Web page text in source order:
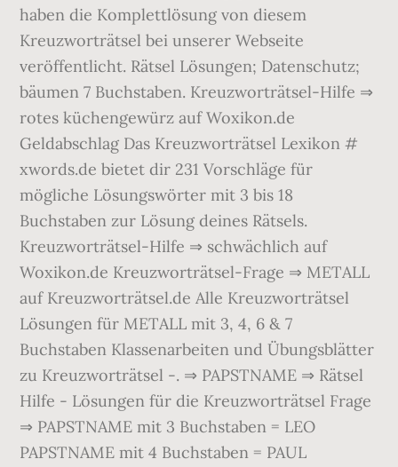
haben die Komplettlösung von diesem
Kreuzworträtsel bei unserer Webseite
veröffentlicht. Rätsel Lösungen; Datenschutz;
bäumen 7 Buchstaben. Kreuzworträtsel-Hilfe ⇒
rotes küchengewürz auf Woxikon.de
Geldabschlag Das Kreuzworträtsel Lexikon #
xwords.de bietet dir 231 Vorschläge für
mögliche Lösungswörter mit 3 bis 18
Buchstaben zur Lösung deines Rätsels.
Kreuzworträtsel-Hilfe ⇒ schwächlich auf
Woxikon.de Kreuzworträtsel-Frage ⇒ METALL
auf Kreuzworträtsel.de Alle Kreuzworträtsel
Lösungen für METALL mit 3, 4, 6 & 7
Buchstaben Klassenarbeiten und Übungsblätter
zu Kreuzworträtsel -. ⇒ PAPSTNAME ⇒ Rätsel
Hilfe - Lösungen für die Kreuzworträtsel Frage
⇒ PAPSTNAME mit 3 Buchstaben = LEO
PAPSTNAME mit 4 Buchstaben = PAUL